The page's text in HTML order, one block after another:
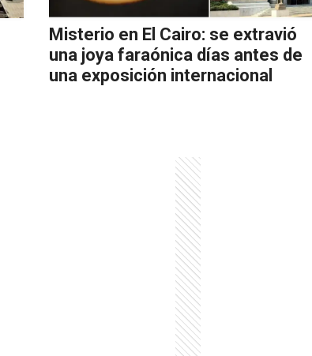
Misterio en El Cairo: se extravió
una joya faraónica días antes de
una exposición internacional